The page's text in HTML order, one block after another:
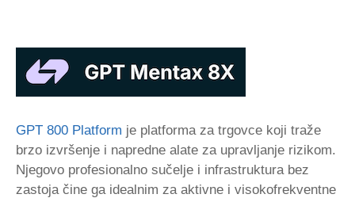
GPT 800 Platform je platforma za trgovce koji traže
brzo izvršenje i napredne alate za upravljanje rizikom.
Njegovo profesionalno sučelje i infrastruktura bez
zastoja čine ga idealnim za aktivne i visokofrekventne